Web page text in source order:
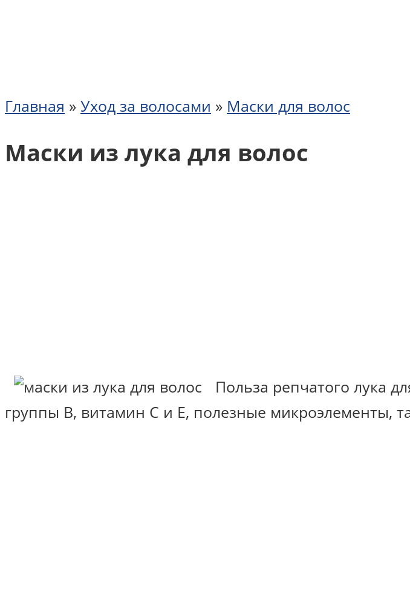
Главная » Уход за волосами » Маски для волос
Маски из лука для волос
Польза репчатого лука
группы В, витамин С и Е, полезные микроэлементы,